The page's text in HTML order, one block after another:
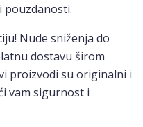
pouzdanosti.
Nude sniženja do
dostavu širom
proizvodi su originalni i
vam sigurnost i